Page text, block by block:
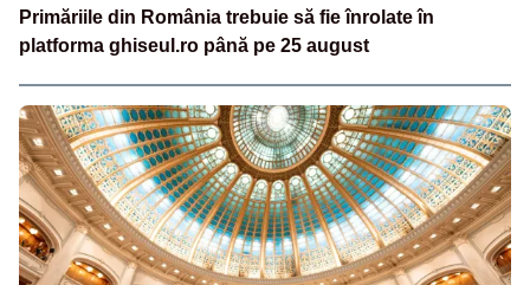
Primăriile din România trebuie să fie înrolate în
platforma ghiseul.ro până pe 25 august